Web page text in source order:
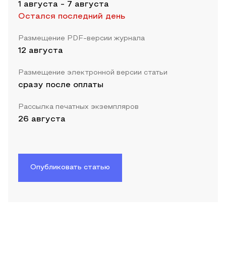
1 августа - 7 августа
Остался последний день
Размещение PDF-версии журнала
12 августа
Размещение электронной версии статьи
сразу после оплаты
Рассылка печатных экземпляров
26 августа
Опубликовать статью